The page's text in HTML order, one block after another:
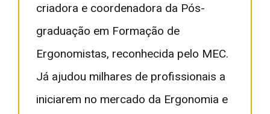
criadora e coordenadora da Pós-
graduação em Formação de
Ergonomistas, reconhecida pelo MEC.
Já ajudou milhares de profissionais a
iniciarem no mercado da Ergonomia e